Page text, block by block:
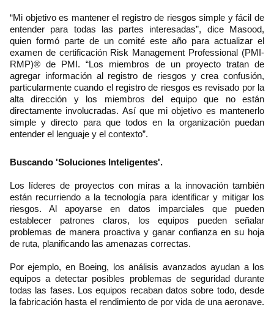
“Mi objetivo es mantener el registro de riesgos simple y fácil de
entender para todas las partes interesadas”, dice Masood,
quien formó parte de un comité este año para actualizar el
examen de certificación Risk Management Professional (PMI-
RMP)® de PMI. “Los miembros de un proyecto tratan de
agregar información al registro de riesgos y crea confusión,
particularmente cuando el registro de riesgos es revisado por la
alta dirección y los miembros del equipo que no están
directamente involucradas. Así que mi objetivo es mantenerlo
simple y directo para que todos en la organización puedan
entender el lenguaje y el contexto”.
Buscando 'Soluciones Inteligentes'.
Los líderes de proyectos con miras a la innovación también
están recurriendo a la tecnología para identificar y mitigar los
riesgos. Al apoyarse en datos imparciales que pueden
establecer patrones claros, los equipos pueden señalar
problemas de manera proactiva y ganar confianza en su hoja
de ruta, planificando las amenazas correctas.
Por ejemplo, en Boeing, los análisis avanzados ayudan a los
equipos a detectar posibles problemas de seguridad durante
todas las fases. Los equipos recaban datos sobre todo, desde
la fabricación hasta el rendimiento de por vida de una aeronave.